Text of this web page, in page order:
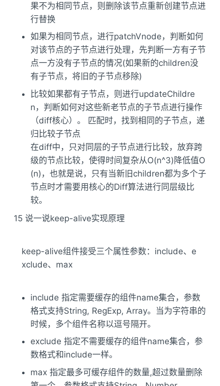
果不为相同节点，则删除该节点重新创建节点进
行替换
如果为相同节点，进行patchVnode，判断如何
对该节点的子节点进行处理，先判断一方有子节
点一方没有子节点的情况(如果新的children没
有子节点，将旧的子节点移除)
比较如果都有子节点，则进行updateChildre
n，判断如何对这些新老节点的子节点进行操作
（diff核心）。 匹配时，找到相同的子节点，递
归比较子节点
在diff中，只对同层的子节点进行比较，放弃跨
级的节点比较，使得时间复杂从O(n^3)降低值O
(n)，也就是说，只有当新旧children都为多个子
节点时才需要用核心的Diff算法进行同层级比
较。
15 说一说keep-alive实现原理
keep-alive组件接受三个属性参数：include、e
xclude、max
include 指定需要缓存的组件name集合，参数
格式支持String, RegExp, Array。当为字符串的
时候，多个组件名称以逗号隔开。
exclude 指定不需要缓存的组件name集合，参
数格式和include一样。
max 指定最多可缓存组件的数量,超过数量删除